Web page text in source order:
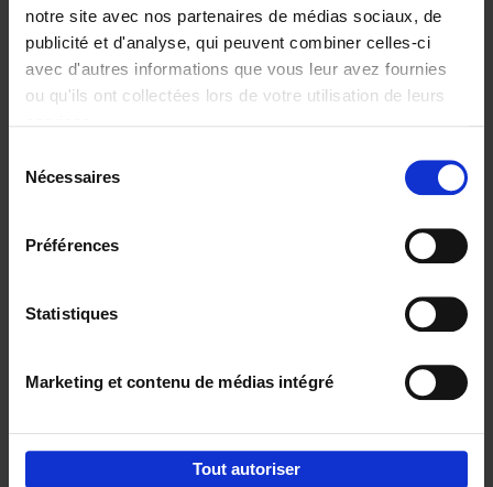
notre site avec nos partenaires de médias sociaux, de
publicité et d'analyse, qui peuvent combiner celles-ci
avec d'autres informations que vous leur avez fournies
ou qu'ils ont collectées lors de votre utilisation de leurs
Nécessaires
Préférences
Statistiques
Marketing et contenu de médias intégré
Tout autoriser
€29,99
Digital marketing like a PRO -
completely revised edition (EN)